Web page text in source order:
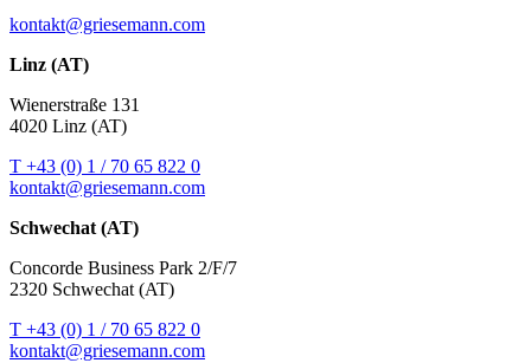
kontakt@griesemann.com
Linz (AT)
Wienerstraße 131
4020 Linz (AT)
T +43 (0) 1 / 70 65 822 0
kontakt@griesemann.com
Schwechat (AT)
Concorde Business Park 2/F/7
2320 Schwechat (AT)
T +43 (0) 1 / 70 65 822 0
kontakt@griesemann.com